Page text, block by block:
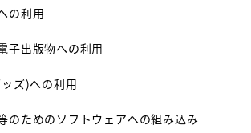
の利用
子出版物への利用
ズ)への利用
のためのソフトウェアへの組み込み